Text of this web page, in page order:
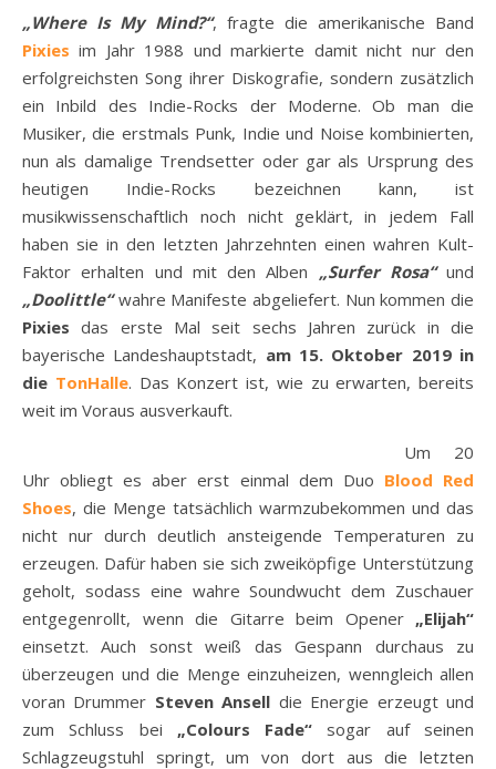
„Where Is My Mind?“, fragte die amerikanische Band
Pixies im Jahr 1988 und markierte damit nicht nur den
erfolgreichsten Song ihrer Diskografie, sondern zusätzlich
ein Inbild des Indie-Rocks der Moderne. Ob man die
Musiker, die erstmals Punk, Indie und Noise kombinierten,
nun als damalige Trendsetter oder gar als Ursprung des
heutigen Indie-Rocks bezeichnen kann, ist
musikwissenschaftlich noch nicht geklärt, in jedem Fall
haben sie in den letzten Jahrzehnten einen wahren Kult-
Faktor erhalten und mit den Alben „Surfer Rosa“und
„Doolittle“wahre Manifeste abgeliefert. Nun kommen die
Pixies das erste Mal seit sechs Jahren zurück in die
bayerische Landeshauptstadt, am 15. Oktober 2019 in
die TonHalle. Das Konzert ist, wie zu erwarten, bereits
weit im Voraus ausverkauft.
Um 20
Uhr obliegt es aber erst einmal dem Duo Blood Red
Shoes, die Menge tatsächlich warmzubekommen und das
nicht nur durch deutlich ansteigende Temperaturen zu
erzeugen. Dafür haben sie sich zweiköpfige Unterstützung
geholt, sodass eine wahre Soundwucht dem Zuschauer
entgegenrollt, wenn die Gitarre beim Opener „Elijah“
einsetzt. Auch sonst weiß das Gespann durchaus zu
überzeugen und die Menge einzuheizen, wenngleich allen
voran Drummer Steven Ansell die Energie erzeugt und
zum Schluss bei „Colours Fade“ sogar auf seinen
Schlagzeugstuhl springt, um von dort aus die letzten